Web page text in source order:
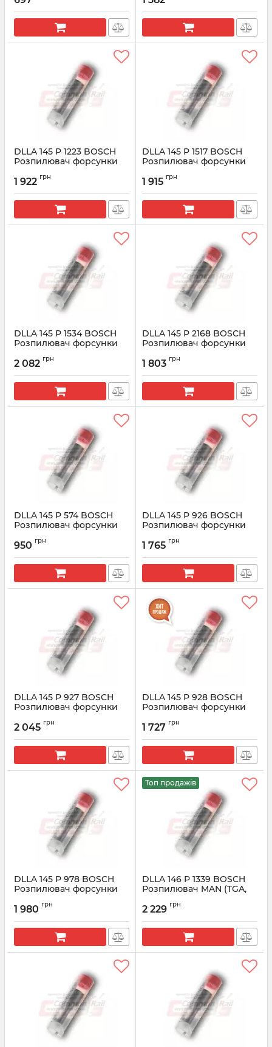
DLLA 145 P 1223 BOSCH
Розпилювач форсунки
Артикул:
1 922 грн
DLLA 145 P 1517 BOSCH
Розпилювач форсунки
Артикул:
1 915 грн
DLLA 145 P 1534 BOSCH
Розпилювач форсунки
Артикул:
2 082 грн
DLLA 145 P 2168 BOSCH
Розпилювач форсунки
Артикул:
1 803 грн
DLLA 145 P 574 BOSCH
Розпилювач форсунки
Артикул:
950 грн
DLLA 145 P 926 BOSCH
Розпилювач форсунки
Артикул:
1 765 грн
DLLA 145 P 927 BOSCH
Розпилювач форсунки
Артикул: 0433171617
2 045 грн
DLLA 145 P 928 BOSCH
Розпилювач форсунки
Артикул:
1 727 грн
DLLA 145 P 978 BOSCH
Розпилювач форсунки
Артикул:
1 980 грн
Топ продажів
DLLA 146 P 1339 BOSCH
Розпилювач MAN (TGA,
Артикул:
2 229 грн